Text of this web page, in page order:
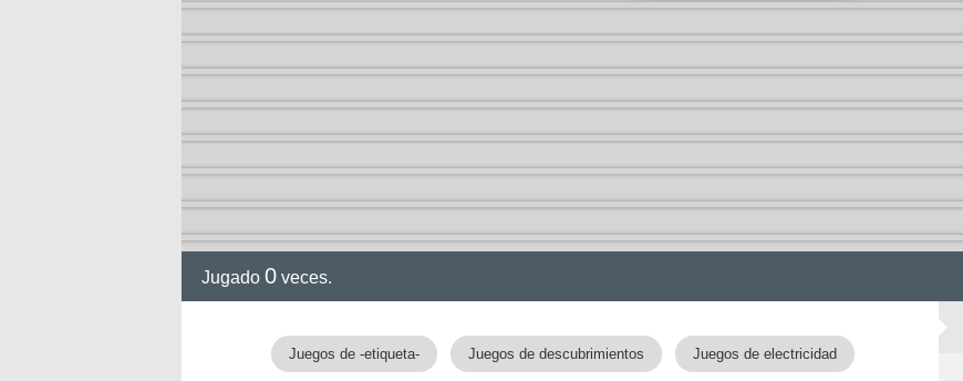
Jugado 0 veces.
Juegos de -etiqueta- Juegos de descubrimientos Juegos de electricidad